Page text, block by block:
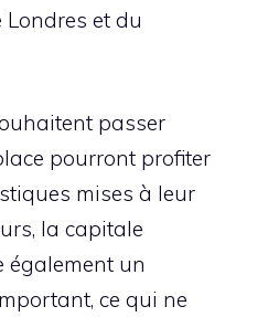
et du
passer
pourront profiter
mises à leur
la capitale
également un
ce qui ne